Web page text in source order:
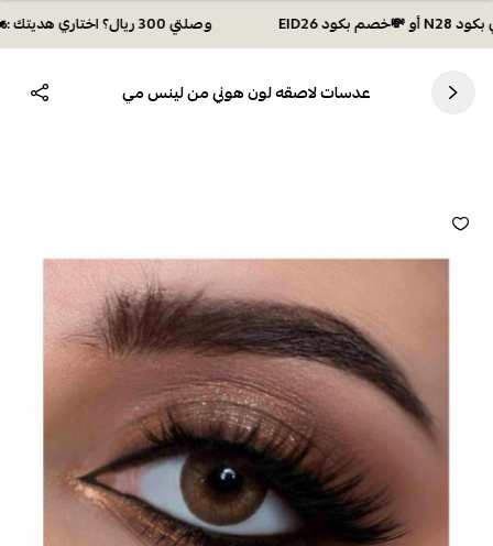
وصلتي 300 ريال؟ اختاري هديتك :🏍 شحن مجاني بكود N28 أو 💸خصم بكود EID26
عدسات لاصقه لون هوني من لينس مي